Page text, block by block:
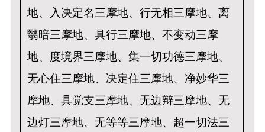
地、入决定名三摩地、行无相三摩地、离
翳暗三摩地、具行三摩地、不变动三摩
地、度境界三摩地、集一切功德三摩地、
无心住三摩地、决定住三摩地、净妙华三
摩地、具觉支三摩地、无边辩三摩地、无
边灯三摩地、无等等三摩地、超一切法三